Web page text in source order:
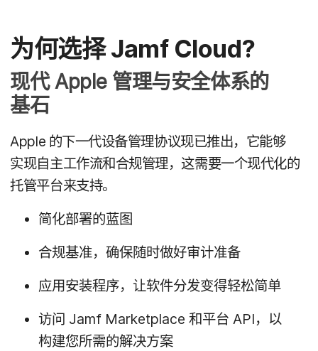
为​何选择Jamf Cloud?
现代Apple 管理​与​安全​体系​的​
基石
Apple 的​下一​代​设备​管理​协议现​已​推出，​它​能够​
实现​自主​工作流​和​合规​管理，​这​需要​一​个​现代化​的​
托管​平台来​支持。
简化​部署​的​蓝图
合规​基准，​确保随​时​做​好​审计​准备
应用​安装​程序，​让​软件​分​发​变​得​轻松​简单
访问 Jamf Marketplace和平​台 API，​以​
构建​您​所​需​的​解决​方案